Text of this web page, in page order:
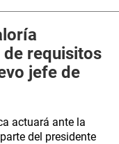
requisitos
jefe de
actuará ante la
del presidente